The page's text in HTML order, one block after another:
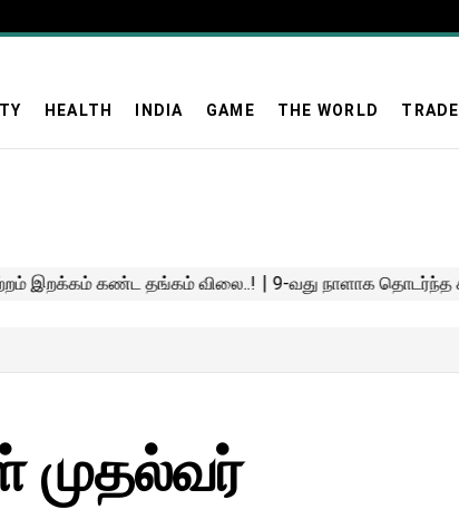
HEALTH INDIA GAME THE WORLD TRADE
முதல்வர்